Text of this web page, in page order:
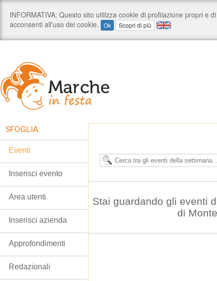
Stai guardando gli eventi
di
SFOGLIA:
Eventi
Inserisci evento
Area utenti
Inserisci azienda
Approfondimenti
Redazionali